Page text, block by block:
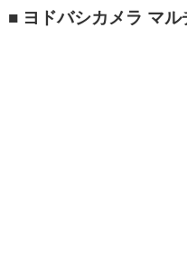
■ ヨドバシカメラ マ